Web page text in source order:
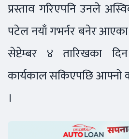
प्रस्ताव गरिएपनि उनले
पटेल नयाँ गभर्नर बनेर
सेप्टेम्बर ४ तारिखका
कार्यकाल सकिएपछि आफ्नो
।